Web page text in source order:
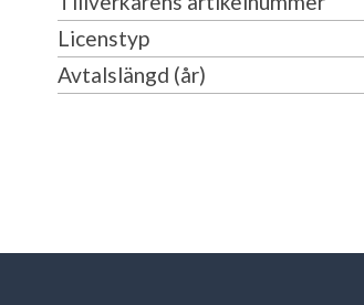
Licenstyp
Avtalslängd (år)